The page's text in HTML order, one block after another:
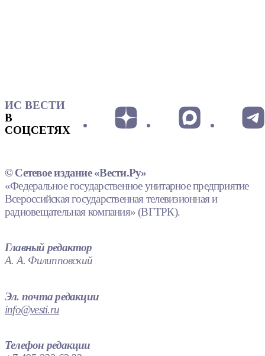
ИС ВЕСТИ
В
СОЦСЕТЯХ
© Сетевое издание «Вести.Ру»
«Федеральное государственное унитарное предприятие
Всероссийская государственная телевизионная и
радиовещательная компания» (ВГТРК).
Главный редактор
А. А. Филипповский
Эл. почта редакции
info@vesti.ru
Телефон редакции